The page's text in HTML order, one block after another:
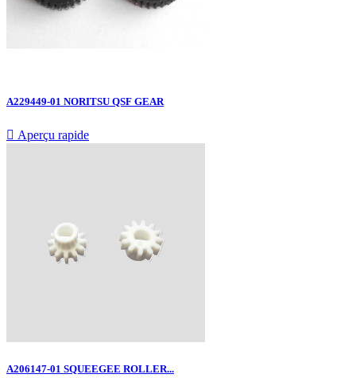
A229449-01 NORITSU QSF GEAR
 Aperçu rapide
A206147-01 SQUEEGEE ROLLER...